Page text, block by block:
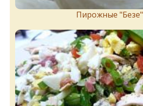
Пирожныe "Бeзe"